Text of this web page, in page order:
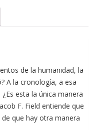
de la humanidad, la
A la cronología, a esa
esta la única manera
F. Field entiende que
que hay otra manera